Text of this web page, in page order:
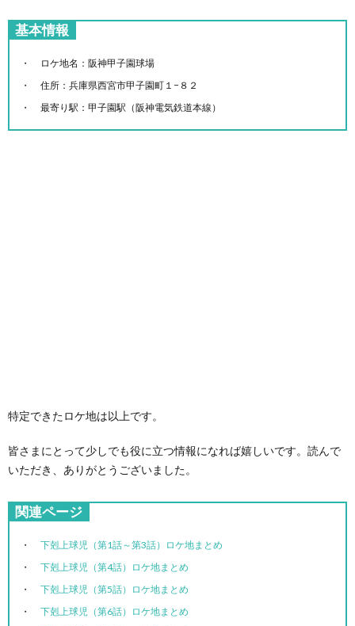
基本情報
ロケ地名：阪神甲子園球場
住所：兵庫県西宮市甲子園町１−８２
最寄り駅：甲子園駅（阪神電気鉄道本線）
特定できたロケ地は以上です。
皆さまにとって少しでも役に立つ情報になれば嬉しいです。読んで
いただき、ありがとうございました。
関連ページ
下剋上球児（第1話～第3話）ロケ地まとめ
下剋上球児（第4話）ロケ地まとめ
下剋上球児（第5話）ロケ地まとめ
下剋上球児（第6話）ロケ地まとめ